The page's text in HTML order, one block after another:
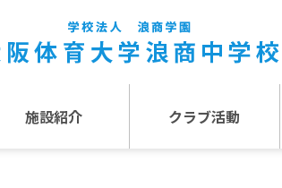
施設紹介 クラブ活動